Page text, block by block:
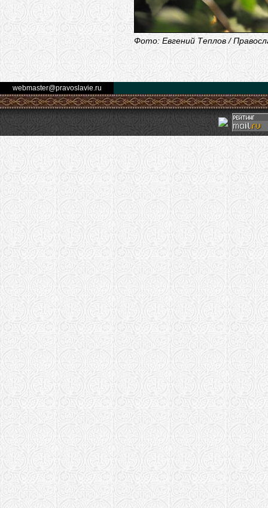
Фото: Евгений Теплов /
webmaster@pravoslavie.ru